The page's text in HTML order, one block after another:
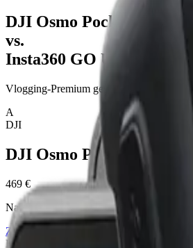
DJI Osmo Pocket 4
vs.
Insta360 GO Ultra
Vlogging-Premium gegen Mini-Cam-
A
DJI
DJI Osmo Pocket 4
469 €
Nachfolger der Pocket 3 — 16. April
Zum Test →
Jetzt bei Amazon kaufen
B